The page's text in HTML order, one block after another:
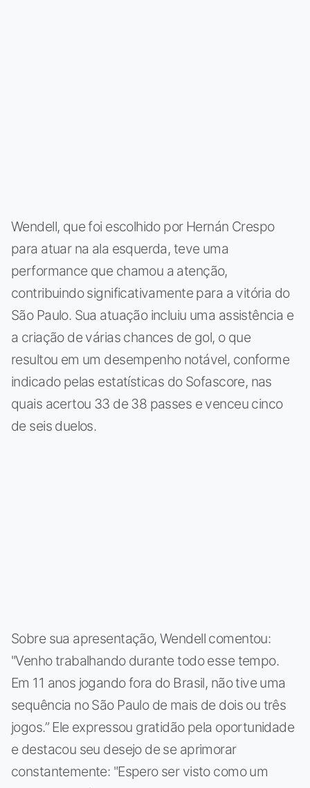
Wendell, que foi escolhido por Hernán Crespo
para atuar na ala esquerda, teve uma
performance que chamou a atenção,
contribuindo significativamente para a vitória do
São Paulo. Sua atuação incluiu uma assistência e
a criação de várias chances de gol, o que
resultou em um desempenho notável, conforme
indicado pelas estatísticas do Sofascore, nas
quais acertou 33 de 38 passes e venceu cinco
de seis duelos.
Sobre sua apresentação, Wendell comentou:
"Venho trabalhando durante todo esse tempo.
Em 11 anos jogando fora do Brasil, não tive uma
sequência no São Paulo de mais de dois ou três
jogos.” Ele expressou gratidão pela oportunidade
e destacou seu desejo de se aprimorar
constantemente: "Espero ser visto como um